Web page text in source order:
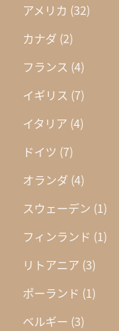
アメリカ (32)
カナダ (2)
フランス (4)
イギリス (7)
イタリア (4)
ドイツ (7)
オランダ (4)
スウェーデン (1)
フィンランド (1)
リトアニア (3)
ポーランド (1)
ベルギー (3)